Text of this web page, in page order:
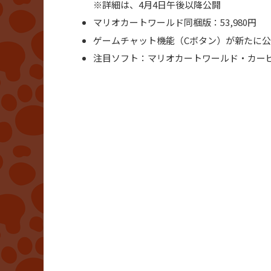
※詳細は、4月4日午後以降公開
マリオカートワールド同梱版：53,980円
ゲームチャット機能（Cボタン）が新たに
注目ソフト：マリオカートワールド・カー